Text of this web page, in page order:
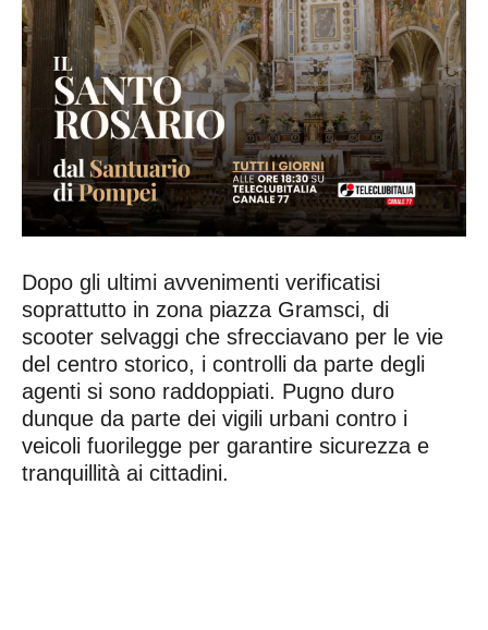
Dopo gli ultimi avvenimenti verificatisi
soprattutto in zona piazza Gramsci, di
scooter selvaggi che sfrecciavano per le vie
del centro storico, i controlli da parte degli
agenti si sono raddoppiati. Pugno duro
dunque da parte dei vigili urbani contro i
veicoli fuorilegge per garantire sicurezza e
tranquillità ai cittadini.